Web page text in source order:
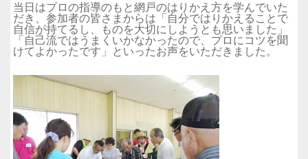
当日はプロの指導のもと網戸のはりかえ方を学んでいた
だき、参加者の皆さまからは「自分ではりかえることで
自信が持てるし、ものを大切にしようとも思いました」
「自己流ではうまくいかなかったので、プロにコツを聞
けてよかったです」といったお声をいただきました。